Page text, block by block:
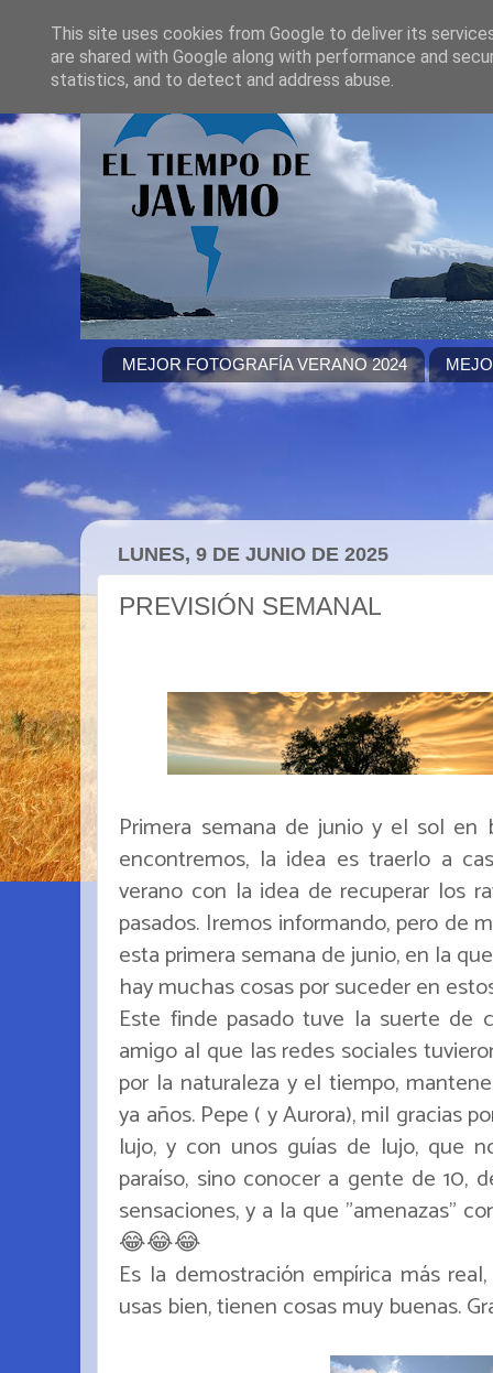
MEJOR FOTOGRAFÍA VERANO 2024
LUNES, 9 DE JUNIO DE 2025
PREVISIÓN SEMANAL
Primera semana de junio y el sol en
encontremos, la idea es traerlo a
verano con la idea de recuperar los
pasados. Iremos informando, pero de
esta primera semana de junio, en la
hay muchas cosas por suceder en
Este finde pasado tuve la suerte de
amigo al que las redes sociales
por la naturaleza y el tiempo,
ya años. Pepe ( y Aurora), mil gracias
lujo, y con unos guías de lujo, que
paraíso, sino conocer a gente de 10,
sensaciones, y a la que "amenazas"
😂😂😂
Es la demostración empírica más
usas bien, tienen cosas muy buenas.
This site uses cookies from Google to deliver its
are shared with Google along with performance and
statistics, and to detect and address abuse.